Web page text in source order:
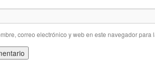
correo electrónico y web en este navegador para